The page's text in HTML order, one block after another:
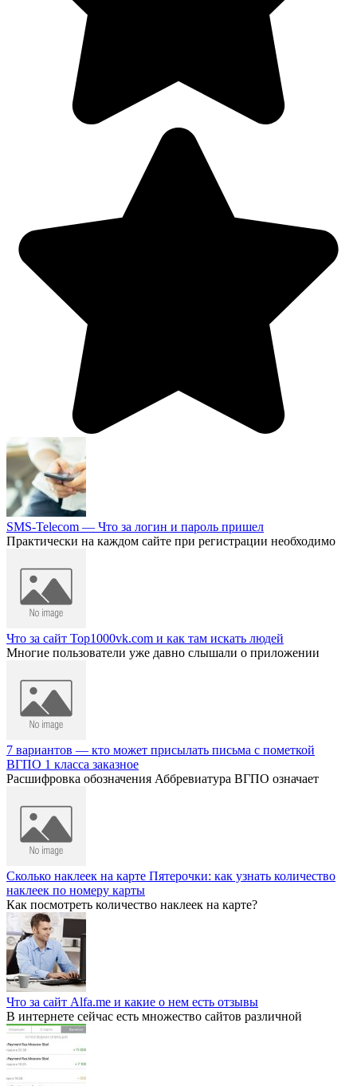
SMS-Telecom — Что за логин и пароль пришел
Практически на каждом сайте при регистрации необходимо
Что за сайт Top1000vk.com и как там искать людей
Многие пользователи уже давно слышали о приложении
7 вариантов — кто может присылать письма с пометкой
ВГПО 1 класса заказное
Расшифровка обозначения Аббревиатура ВГПО означает
Сколько наклеек на карте Пятерочки: как узнать количество
наклеек по номеру карты
Как посмотреть количество наклеек на карте?
Что за сайт Alfa.me и какие о нем есть отзывы
В интернете сейчас есть множество сайтов различной